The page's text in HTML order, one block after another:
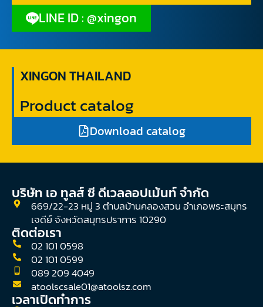
LINE ID : @xingon
XINGON THAILAND
Product catalog
Download catalog
บริษัท เอ ทูลส์ ซี ดีเวลลอปเม้นท์ จํากัด
669/22-23 หมู่ 3 ตำบลบ้านคลองสวน อำเภอพระสมุทร
เจดีย์ จังหวัดสมุทรปราการ 10290
ติดต่อเรา
02 101 0598
02 101 0599
089 209 4049
atoolscsale01@atoolsz.com
เวลาเปิดทำการ